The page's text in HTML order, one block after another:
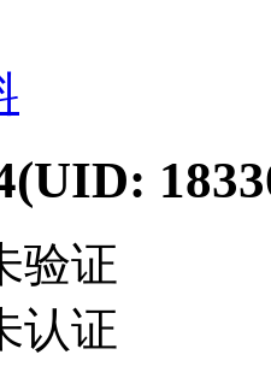
(UID:
验证
认证